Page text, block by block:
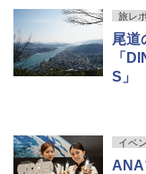
旅レポ
尾道
「
S」
イベ
ANA